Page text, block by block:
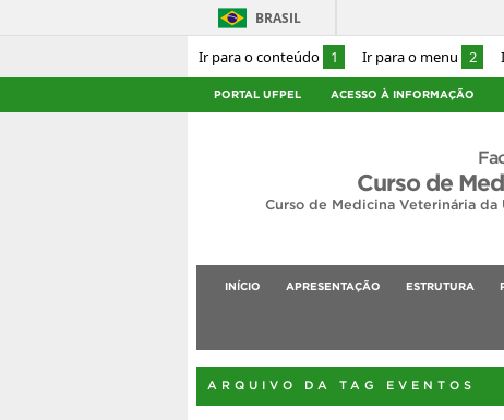
Ir para o conteúdo 1 Ir para o menu 2
BRASIL
PORTAL UFPEL ACESSO À INFORMAÇÃO
Curso de
Curso de Medicina Veterinária
INÍCIO APRESENTAÇÃO ESTRUTURA
ARQUIVO DA TAG EVENTOS